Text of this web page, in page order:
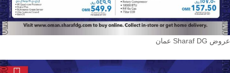
عروض Sharaf DG عمان